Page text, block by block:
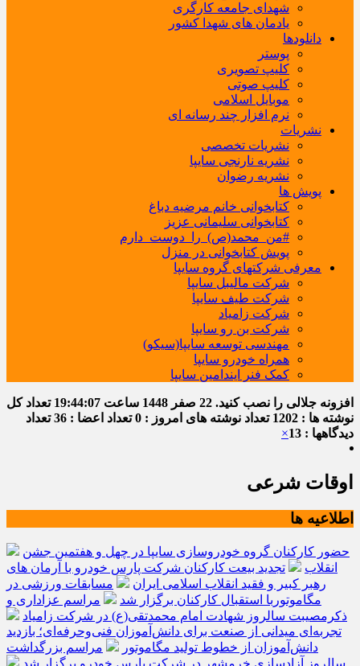
شهدای جامعه کارگری
یادمان های شهدا کشور
دانلودها
پوستر
کلیپ تصویری
کلیپ صوتی
موبایل اسلامی
نرم افزار چند رسانه ای
نشریات
نشریات تخصصی
نشریه نارنجی سایپا
نشریه رضوان
پویش ها
کتابخوانی خانم مرضیه دباغ
کتابخوانی سلیمانی عزیز
#من_محمد(ص)_را_دوست_دارم
پویش کتابخوانی در منزل
معرفی شرکتهای گروه سایپا
شرکت مالیبل سایپا
شرکت طیف سایپا
شرکت زامیاد
شرکت بن رو سایپا
مهندسی توسعه سایپا(سیکو)
همراه خودرو سایپا
کمک فنر ایندامین سایپا
افزونه جلالی را نصب کنید. 22 صفر 1448 ساعت 19:44:08 تعداد کل
نوشته ها : 1202
تعداد نوشته های امروز : 0 تعداد اعضا : 36
تعداد
دیدگاهها : 13
×
اوقات شرعی
اطلاعیه ها
حضور کارکنان گروه خودروسازی سایپا در چهل و هفتمین جشن
انقلاب
تجدید بیعت کارکنان شرکت پارس خودرو با آرمان های
رهبر کبیر و فقید انقلاب اسلامی ایران
مسابقات ورزشی در
مگاموتوربا استقبال کارکنان برگزار شد
مراسم عزاداری و
ذکرمصیبت سالروز شهادت امام محمدتقی(ع) در شرکت زامیاد
تجربه‌ای میدانی از صنعت برای دانش‌آموزان فنی‌وحرفه‌ای؛ بازدید
دانش‌آموزان از خطوط تولید مگاموتور
مراسم بزرگداشت
سالروز آزادسازی خرمشهر در شرکت پارس خودرو برگزار شد